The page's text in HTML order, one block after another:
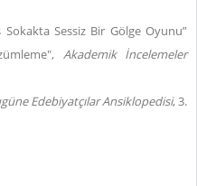
Sessiz Bir Gölge Oyunu”
Akademik İncelemeler
Edebiyatçılar Ansiklopedisi, 3.